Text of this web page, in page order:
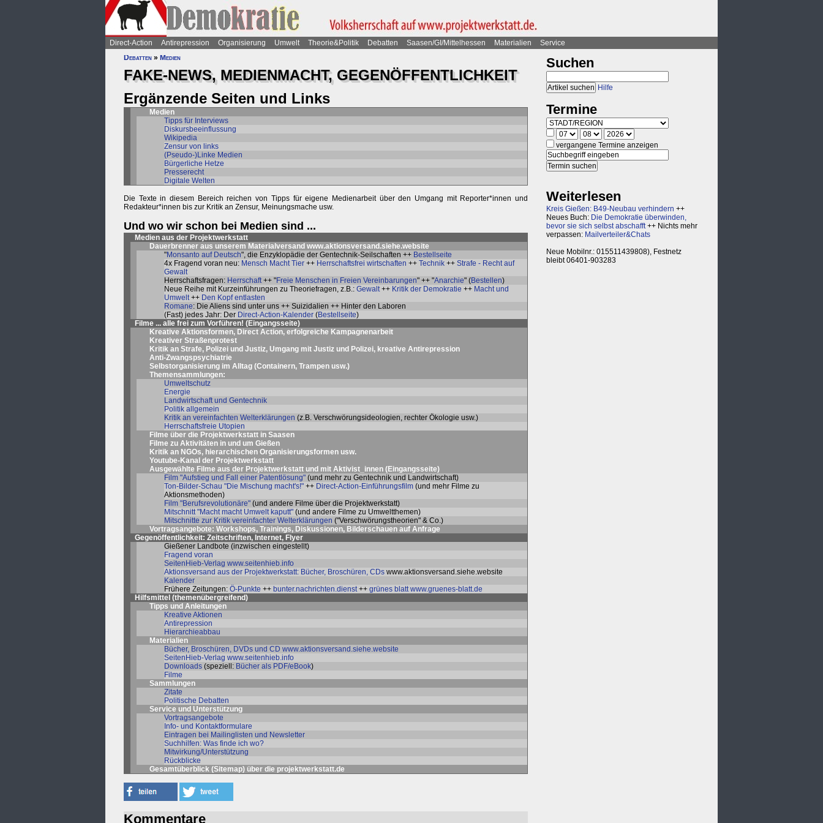
Direct-Action Antirepression Organisierung Umwelt Theorie&Politik Debatten Saasen/GI/Mittelhessen Materialien
Service
Debatten » Medien
FAKE-NEWS, MEDIENMACHT, GEGENÖFFENTLICHKEIT
Ergänzende Seiten und Links
Medien
Tipps für Interviews
Diskursbeeinflussung
Wikipedia
Zensur von links
(Pseudo-)Linke Medien
Bürgerliche Hetze
Presserecht
Digitale Welten
Die Texte in diesem Bereich reichen von Tipps für eigene Medienarbeit über den Umgang mit Reporter*innen und
Redakteur*innen bis zur Kritik an Zensur, Meinungsmache usw.
Und wo wir schon bei Medien sind ...
Medien aus der Projektwerkstatt
Dauerbrenner aus unserem Materialversand www.aktionsversand.siehe.website
"Monsanto auf Deutsch", die Enzyklopädie der Gentechnik-Seilschaften ++ Bestellseite
4x Fragend voran neu: Mensch Macht Tier ++ Herrschaftsfrei wirtschaften ++ Technik ++ Strafe - Recht auf
Gewalt
Herrschaftsfragen: Herrschaft++ "Freie Menschen in Freien Vereinbarungen" ++ "Anarchie" (Bestellen)
Neue Reihe mit Kurzeinführungen zu Theoriefragen, z.B.: Gewalt++ Kritik der Demokratie ++ Macht und
Umwelt++ Den Kopf entlasten
Romane: Die Aliens sind unter uns ++ Suizidalien ++ Hinter den Laboren
(Fast) jedes Jahr: Der Direct-Action-Kalender (Bestellseite)
Filme ... alle frei zum Vorführen! (Eingangsseite)
Kreative Aktionsformen, Direct Action, erfolgreiche Kampagnenarbeit
Kreativer Straßenprotest
Kritik an Strafe, Polizei und Justiz, Umgang mit Justiz und Polizei, kreative Antirepression
Anti-Zwangspsychiatrie
Selbstorganisierung im Alltag (Containern, Trampen usw.)
Themensammlungen:
Umweltschutz
Energie
Landwirtschaft und Gentechnik
Politik allgemein
Kritik an vereinfachten Welterklärungen (z.B. Verschwörungsideologien, rechter Ökologie usw.)
Herrschaftsfreie Utopien
Filme über die Projektwerkstatt in Saasen
Filme zu Aktivitäten in und um Gießen
Kritik an NGOs, hierarchischen Organisierungsformen usw.
Youtube-Kanal der Projektwerkstatt
Ausgewählte Filme aus der Projektwerkstatt und mit Aktivist_innen (Eingangsseite)
Film "Aufstieg und Fall einer Patentlösung" (und mehr zu Gentechnik und Landwirtschaft)
Ton-Bilder-Schau "Die Mischung macht's!" ++ Direct-Action-Einführungsfilm (und mehr Filme zu
Aktionsmethoden)
Film "Berufsrevolutionäre" (und andere Filme über die Projektwerkstatt)
Mitschnitt "Macht macht Umwelt kaputt" (und andere Filme zu Umweltthemen)
Mitschnitte zur Kritik vereinfachter Welterklärungen ("Verschwörungstheorien" & Co.)
Vortragsangebote: Workshops, Trainings, Diskussionen, Bilderschauen auf Anfrage
Gegenöffentlichkeit: Zeitschriften, Internet, Flyer
Gießener Landbote (inzwischen eingestellt)
Fragend voran
SeitenHieb-Verlag www.seitenhieb.info
Aktionsversand aus der Projektwerkstatt: Bücher, Broschüren, CDs www.aktionsversand.siehe.website
Kalender
Frühere Zeitungen: Ö-Punkte ++ bunter.nachrichten.dienst++ grünes blatt www.gruenes-blatt.de
Hilfsmittel (themenübergreifend)
Tipps und Anleitungen
Kreative Aktionen
Antirepression
Hierarchieabbau
Materialien
Bücher, Broschüren, DVDs und CD www.aktionsversand.siehe.website
SeitenHieb-Verlag www.seitenhieb.info
Downloads (speziell: Bücher als PDF/eBook)
Filme
Sammlungen
Zitate
Politische Debatten
Service und Unterstützung
Vortragsangebote
Info- und Kontaktformulare
Eintragen bei Mailinglisten und Newsletter
Suchhilfen: Was finde ich wo?
Mitwirkung/Unterstützung
Rückblicke
Gesamtüberblick (Sitemap) über die projektwerkstatt.de
Kommentare
Suchen
Hilfe
Termine
vergangene Termine anzeigen
Weiterlesen
Kreis Gießen: B49-Neubau verhindern ++
Neues Buch: Die Demokratie überwinden,
bevor sie sich selbst abschafft++ Nichts mehr
verpassen: Mailverteiler&Chats
Neue Mobilnr.: 015511439808), Festnetz
bleibt 06401-903283